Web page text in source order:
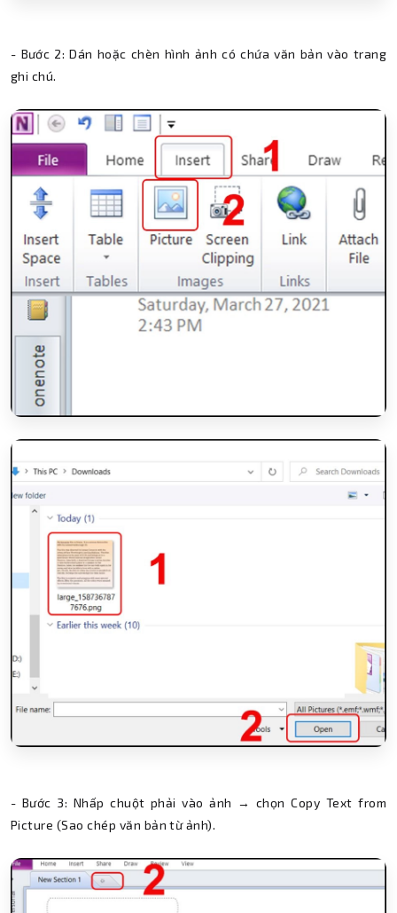
- Bước 2: Dán hoặc chèn hình ảnh có chứa văn bản vào trang
ghi chú.
- Bước 3: Nhấp chuột phải vào ảnh → chọn Copy Text from
Picture (Sao chép văn bản từ ảnh).